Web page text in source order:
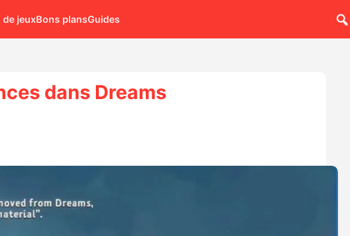
de jeuxBons plansGuides
dans Dreams